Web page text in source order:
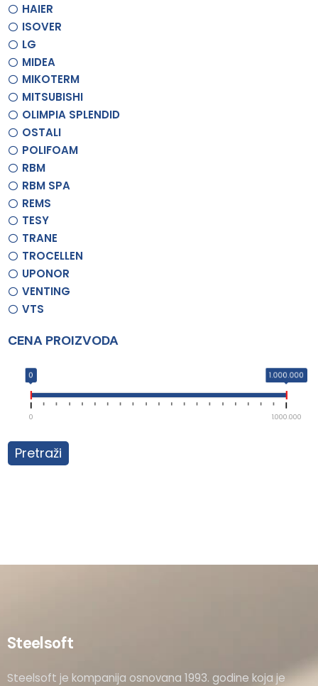
HAIER
ISOVER
LG
MIDEA
MIKOTERM
MITSUBISHI
OLIMPIA SPLENDID
OSTALI
POLIFOAM
RBM
RBM SPA
REMS
TESY
TRANE
TROCELLEN
UPONOR
VENTING
VTS
CENA PROIZVODA
0 1.000.000
0 1.000.000
Pretraži
Steelsoft
Steelsoft je kompanija osnovana 1993. godine koja je